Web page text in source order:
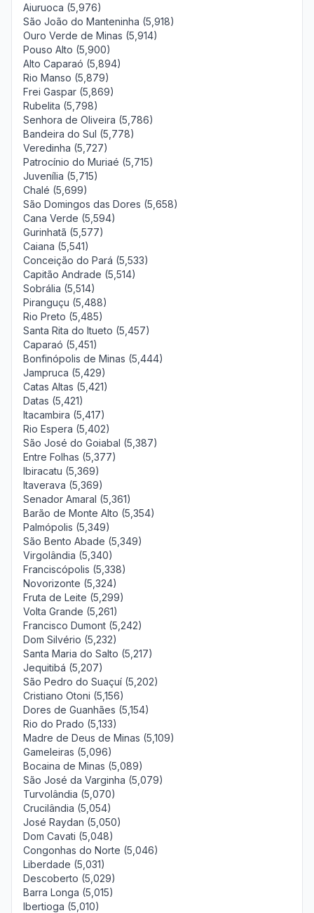
Aiuruoca (5,976)
São João do Manteninha (5,918)
Ouro Verde de Minas (5,914)
Pouso Alto (5,900)
Alto Caparaó (5,894)
Rio Manso (5,879)
Frei Gaspar (5,869)
Rubelita (5,798)
Senhora de Oliveira (5,786)
Bandeira do Sul (5,778)
Veredinha (5,727)
Patrocínio do Muriaé (5,715)
Juvenília (5,715)
Chalé (5,699)
São Domingos das Dores (5,658)
Cana Verde (5,594)
Gurinhatã (5,577)
Caiana (5,541)
Conceição do Pará (5,533)
Capitão Andrade (5,514)
Sobrália (5,514)
Piranguçu (5,488)
Rio Preto (5,485)
Santa Rita do Itueto (5,457)
Caparaó (5,451)
Bonfinópolis de Minas (5,444)
Jampruca (5,429)
Catas Altas (5,421)
Datas (5,421)
Itacambira (5,417)
Rio Espera (5,402)
São José do Goiabal (5,387)
Entre Folhas (5,377)
Ibiracatu (5,369)
Itaverava (5,369)
Senador Amaral (5,361)
Barão de Monte Alto (5,354)
Palmópolis (5,349)
São Bento Abade (5,349)
Virgolândia (5,340)
Franciscópolis (5,338)
Novorizonte (5,324)
Fruta de Leite (5,299)
Volta Grande (5,261)
Francisco Dumont (5,242)
Dom Silvério (5,232)
Santa Maria do Salto (5,217)
Jequitibá (5,207)
São Pedro do Suaçuí (5,202)
Cristiano Otoni (5,156)
Dores de Guanhães (5,154)
Rio do Prado (5,133)
Madre de Deus de Minas (5,109)
Gameleiras (5,096)
Bocaina de Minas (5,089)
São José da Varginha (5,079)
Turvolândia (5,070)
Crucilândia (5,054)
José Raydan (5,050)
Dom Cavati (5,048)
Congonhas do Norte (5,046)
Liberdade (5,031)
Descoberto (5,029)
Barra Longa (5,015)
Ibertioga (5,010)